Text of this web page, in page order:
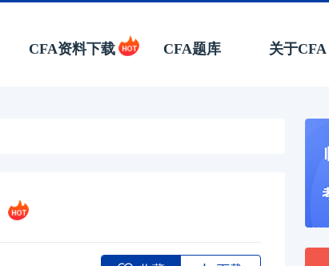
CFA资料下载 CFA题库 关于CFA